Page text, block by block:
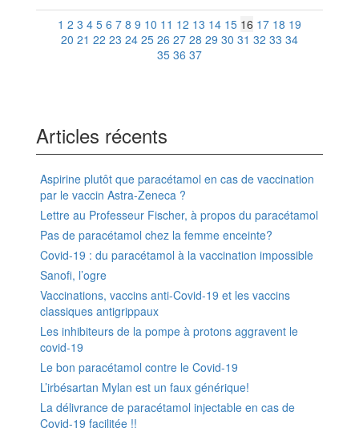
1 2 3 4 5 6 7 8 9 10 11 12 13 14 15 16 17 18 19
20 21 22 23 24 25 26 27 28 29 30 31 32 33 34
35 36 37
Articles récents
Aspirine plutôt que paracétamol en cas de vaccination
par le vaccin Astra-Zeneca ?
Lettre au Professeur Fischer, à propos du paracétamol
Pas de paracétamol chez la femme enceinte?
Covid-19 : du paracétamol à la vaccination impossible
Sanofi, l’ogre
Vaccinations, vaccins anti-Covid-19 et les vaccins
classiques antigrippaux
Les inhibiteurs de la pompe à protons aggravent le
covid-19
Le bon paracétamol contre le Covid-19
L’irbésartan Mylan est un faux générique!
La délivrance de paracétamol injectable en cas de
Covid-19 facilitée !!